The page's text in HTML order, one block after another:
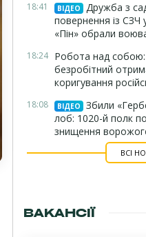
18:41 ВІДЕО
Дружба з
повернення із СЗЧ
«Пін» обрали
18:24 Робота над собою:
безробітний
коригування
18:08 ВІДЕО
Збили
лоб: 1020-й полк
знищення
ВСІ
ВАКАНСІЇ